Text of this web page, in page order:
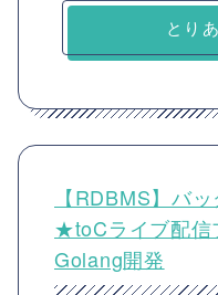
とり
【RDBMS】バ
★toCライブ配信
Golang開発